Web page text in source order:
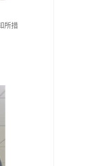
所措